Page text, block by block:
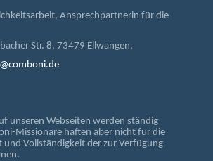
Ansprechpartnerin für die
Str. 8, 73479 Ellwangen,
unseren Webseiten werden ständig
Missionare haften aber nicht für die
Vollständigkeit der zur Verfügung